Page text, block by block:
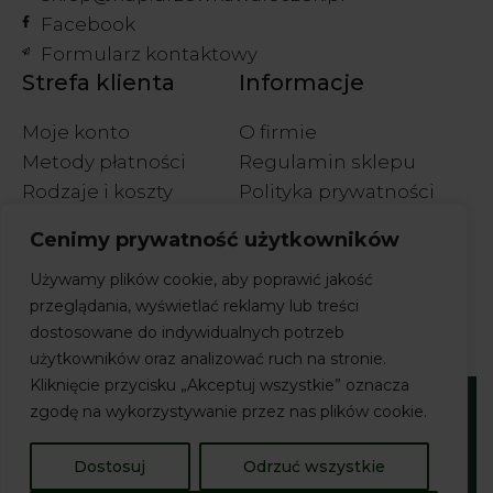
Cenimy prywatność użytkowników
Używamy plików cookie, aby poprawić jakość
przeglądania, wyświetlać reklamy lub treści
dostosowane do indywidualnych potrzeb
użytkowników oraz analizować ruch na stronie.
Kliknięcie przycisku „Akceptuj wszystkie” oznacza
zgodę na wykorzystywanie przez nas plików cookie.
Dostosuj Odrzuć wszystkie
Facebook
Formularz kontaktowy
Strefa klienta
Moje konto
Metody płatności
Rodzaje i koszty
Wymiany i zwroty
Informacje
O firmie
Regulamin sklepu
Polityka prywatności
Prawa autorskie © 2026 Sklep Drzewka Waleczek